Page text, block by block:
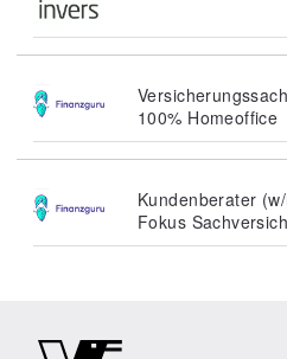
100% Homeoffice
Kundenberater
Fokus